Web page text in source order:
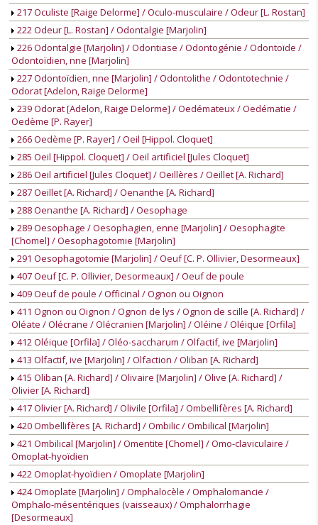
217 Oculiste [Raige Delorme] / Oculo-musculaire / Odeur [L. Rostan]
222 Odeur [L. Rostan] / Odontalgie [Marjolin]
226 Odontalgie [Marjolin] / Odontiase / Odontogénie / Odontoïde /
Odontoïdien, nne [Marjolin]
227 Odontoïdien, nne [Marjolin] / Odontolithe / Odontotechnie /
Odorat [Adelon, Raige Delorme]
239 Odorat [Adelon, Raige Delorme] / Oedémateux / Oedématie /
Oedème [P. Rayer]
266 Oedème [P. Rayer] / Oeil [Hippol. Cloquet]
285 Oeil [Hippol. Cloquet] / Oeil artificiel [Jules Cloquet]
286 Oeil artificiel [Jules Cloquet] / Oeillères / Oeillet [A. Richard]
287 Oeillet [A. Richard] / Oenanthe [A. Richard]
288 Oenanthe [A. Richard] / Oesophage
289 Oesophage / Oesophagien, enne [Marjolin] / Oesophagite
[Chomel] / Oesophagotomie [Marjolin]
291 Oesophagotomie [Marjolin] / Oeuf [C. P. Ollivier, Desormeaux]
407 Oeuf [C. P. Ollivier, Desormeaux] / Oeuf de poule
409 Oeuf de poule / Officinal / Ognon ou Oignon
411 Ognon ou Oignon / Ognon de lys / Ognon de scille [A. Richard] /
Oléate / Olécrane / Olécranien [Marjolin] / Oléine / Oléique [Orfila]
412 Oléique [Orfila] / Oléo-saccharum / Olfactif, ive [Marjolin]
413 Olfactif, ive [Marjolin] / Olfaction / Oliban [A. Richard]
415 Oliban [A. Richard] / Olivaire [Marjolin] / Olive [A. Richard] /
Olivier [A. Richard]
417 Olivier [A. Richard] / Olivile [Orfila] / Ombellifères [A. Richard]
420 Ombellifères [A. Richard] / Ombilic / Ombilical [Marjolin]
421 Ombilical [Marjolin] / Omentite [Chomel] / Omo-claviculaire /
Omoplat-hyoïdien
422 Omoplat-hyoïdien / Omoplate [Marjolin]
424 Omoplate [Marjolin] / Omphalocèle / Omphalomancie /
Omphalo-mésentériques (vaisseaux) / Omphalorrhagie
[Desormeaux]